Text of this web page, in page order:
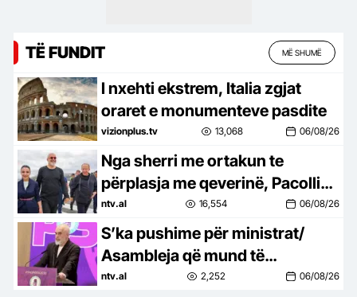
TË FUNDIT MË SHUMË
I nxehti ekstrem, Italia zgjat
oraret e monumenteve pasdite
vizionplus.tv 13,068 06/08/26
Nga sherri me ortakun te
përplasja me qeverinë, Pacolli
heq dorëzat: Koha e
emocioneve ka kaluar
ntv.al 16,554 06/08/26
S’ka pushime për ministrat/
Asambleja që mund të
ndryshojë kabinetin
ntv.al 2,252 06/08/26